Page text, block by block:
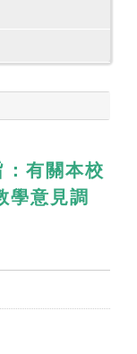
：有關本校
學意見調